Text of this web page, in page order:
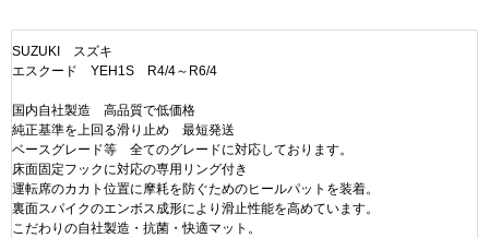
SUZUKI スズキ
エスクード YEH1S R4/4～R6/4
国内自社製造 高品質で低価格
純正基準を上回る滑り止め 最短発送
ベースグレード等 全てのグレードに対応しております。
床面固定フックに対応の専用リング付き
運転席のカカト位置に摩耗を防ぐためのヒールパットを装着。
裏面スパイクのエンボス成形により滑止性能を高めています。
こだわりの自社製造・抗菌・快適マット。